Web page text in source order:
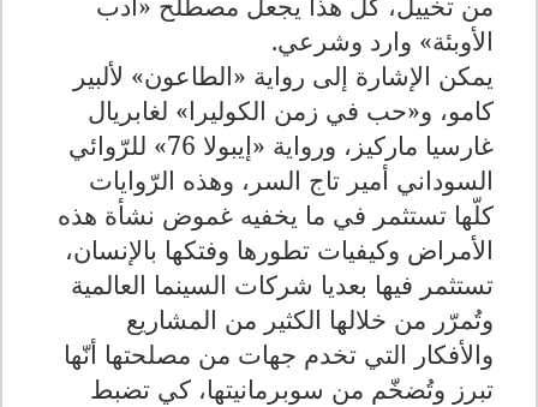
الأوبئة» وارد وشرعي.
يمكن الإشارة إلى رواية «الطاعون» لألبير
كامو، و«حب في زمن الكوليرا» لغابريال
غارسيا ماركيز، ورواية «إيبولا 76» للرّوائي
السوداني أمير تاج السر، وهذه الرّوايات
كلّها تستثمر في ما يخفيه غموض نشأة هذه
الأمراض وكيفيات تطورها وفتكها بالإنسان،
تستثمر فيها بعديا شركات السينما العالمية
وتُمرّر من خلالها الكثير من المشاريع
والأفكار التي تخدم جهات من مصلحتها أنّها
تبرز وتُضخّم من سوبرمانيتها، كي تضبط